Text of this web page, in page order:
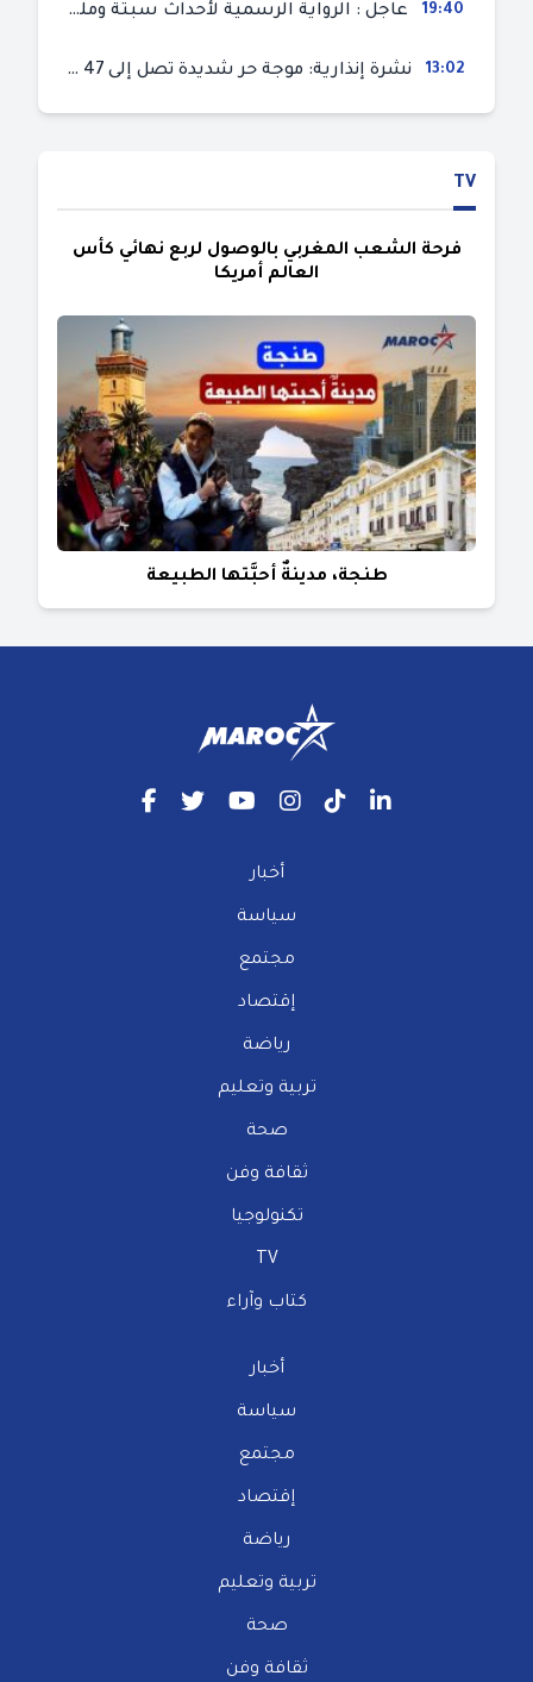
19:40 عاجل : الرواية الرسمية لأحداث سبتة ومليلية المحتلتين (وزارة الداخلية)
13:02 نشرة إنذارية: موجة حر شديدة تصل إلى 47 درجة بمختلف مناطق المغرب
TV
فرحة الشعب المغربي بالوصول لربع نهائي كأس
العالم أمريكا
طنجة، مدينةٌ أحبَّتها الطبيعة
أخبار
سياسة
مجتمع
إقتصاد
رياضة
تربية وتعليم
صحة
ثقافة وفن
تكنولوجيا
TV
كتاب وآراء
أخبار
سياسة
مجتمع
إقتصاد
رياضة
تربية وتعليم
صحة
ثقافة وفن